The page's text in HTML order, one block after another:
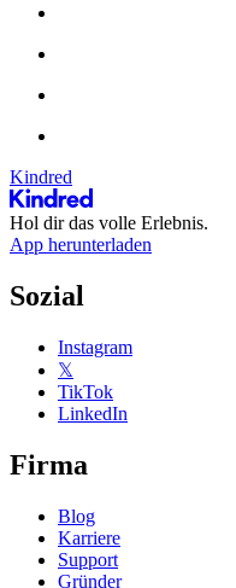
Kindred
Hol dir das volle Erlebnis.
App herunterladen
Sozial
Instagram
𝕏
TikTok
LinkedIn
Firma
Blog
Karriere
Support
Gründer